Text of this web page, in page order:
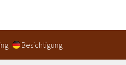
Besichtigung